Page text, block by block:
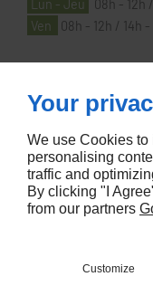
Lun - Jeu
Ven
08h - 12h / 14h -
À PROPOS
Accueil
Contactez-nous
Mentions légales
Plan du site
Your
We use Cookies
personalising
traffic and
By clicking "I
from our partners
Customize